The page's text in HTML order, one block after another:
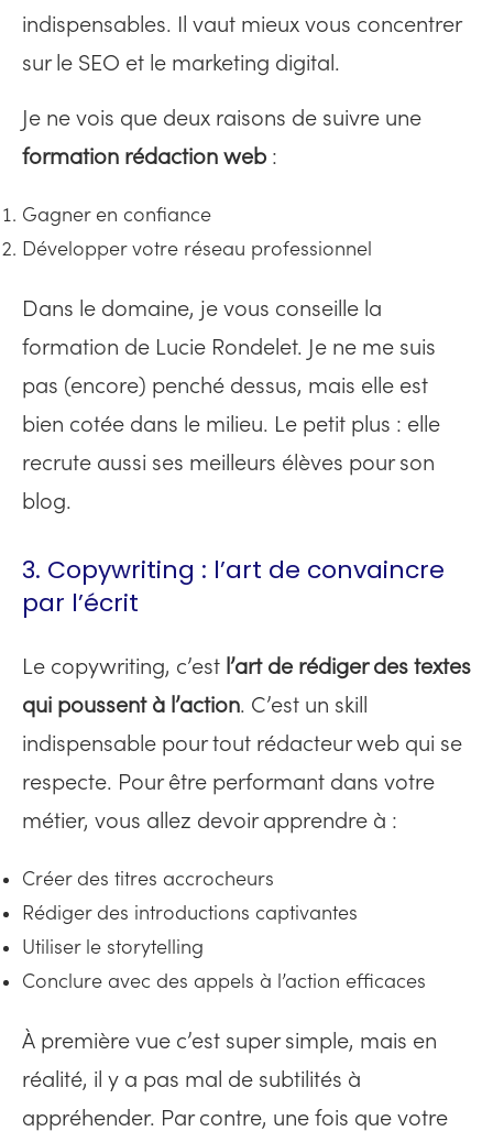
indispensables. Il vaut mieux vous concentrer
sur le SEO et le marketing digital.
Je ne vois que deux raisons de suivre une
formation rédaction web :
Gagner en confiance
Développer votre réseau professionnel
Dans le domaine, je vous conseille la
formation de Lucie Rondelet. Je ne me suis
pas (encore) penché dessus, mais elle est
bien cotée dans le milieu. Le petit plus : elle
recrute aussi ses meilleurs élèves pour son
blog.
3. Copywriting : l’art de convaincre
par l’écrit
Le copywriting, c’est l’art de rédiger des textes
qui poussent à l’action. C’est un skill
indispensable pour tout rédacteur web qui se
respecte. Pour être performant dans votre
métier, vous allez devoir apprendre à :
Créer des titres accrocheurs
Rédiger des introductions captivantes
Utiliser le storytelling
Conclure avec des appels à l’action efficaces
À première vue c’est super simple, mais en
réalité, il y a pas mal de subtilités à
appréhender. Par contre, une fois que votre